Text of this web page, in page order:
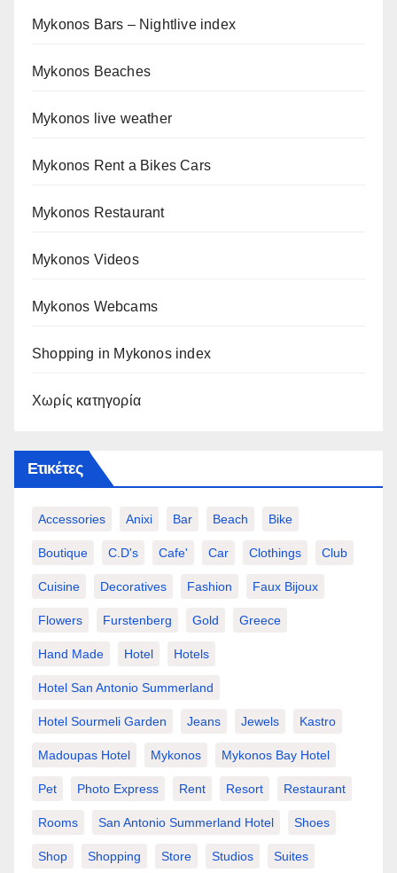
Mykonos Bars – Nightlive index
Mykonos Beaches
Mykonos live weather
Mykonos Rent a Bikes Cars
Mykonos Restaurant
Mykonos Videos
Mykonos Webcams
Shopping in Mykonos index
Χωρίς κατηγορία
Ετικέτες
Accessories Anixi Bar Beach Bike
Boutique C.d's Cafe' Car Clothings Club
Cuisine Decoratives Fashion Faux Bijoux
Flowers Furstenberg Gold Greece
Hand Made Hotel Hotels
Hotel San Antonio Summerland
Hotel Sourmeli Garden Jeans Jewels Kastro
Madoupas Hotel Mykonos Mykonos Bay Hotel
Pet Photo Express Rent Resort Restaurant
Rooms San Antonio Summerland Hotel Shoes
Shop Shopping Store Studios Suites